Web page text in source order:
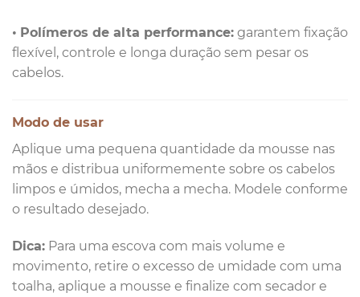
• Polímeros de alta performance: garantem fixação
flexível, controle e longa duração sem pesar os
cabelos.
Modo de usar
Aplique uma pequena quantidade da mousse nas
mãos e distribua uniformemente sobre os cabelos
limpos e úmidos, mecha a mecha. Modele conforme
o resultado desejado.
Dica: Para uma escova com mais volume e
movimento, retire o excesso de umidade com uma
toalha, aplique a mousse e finalize com secador e